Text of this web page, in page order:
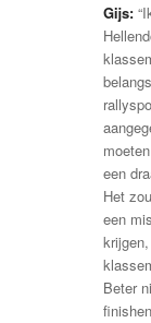
Gijs:
een
Het
een
Beter